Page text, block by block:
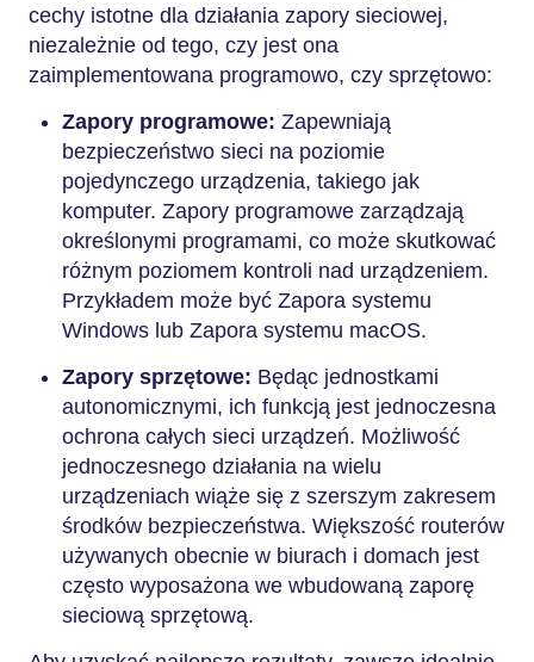
cechy istotne dla działania zapory sieciowej,
niezależnie od tego, czy jest ona
zaimplementowana programowo, czy sprzętowo:
Zapory programowe: Zapewniają
bezpieczeństwo sieci na poziomie
pojedynczego urządzenia, takiego jak
komputer. Zapory programowe zarządzają
określonymi programami, co może skutkować
różnym poziomem kontroli nad urządzeniem.
Przykładem może być Zapora systemu
Windows lub Zapora systemu macOS.
Zapory sprzętowe: Będąc jednostkami
autonomicznymi, ich funkcją jest jednoczesna
ochrona całych sieci urządzeń. Możliwość
jednoczesnego działania na wielu
urządzeniach wiąże się z szerszym zakresem
środków bezpieczeństwa. Większość routerów
używanych obecnie w biurach i domach jest
często wyposażona we wbudowaną zaporę
sieciową sprzętową.